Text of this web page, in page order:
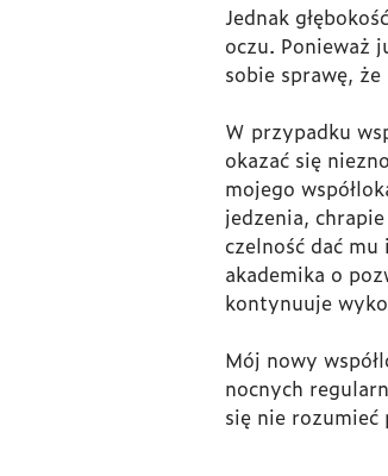
Jednak
oczu. Ponieważ
sobie sprawę,
W przypadku
okazać się
mojego
jedzenia,
czelność dać
akademika o
kontynuuje
Mój nowy
nocnych
się nie rozumieć